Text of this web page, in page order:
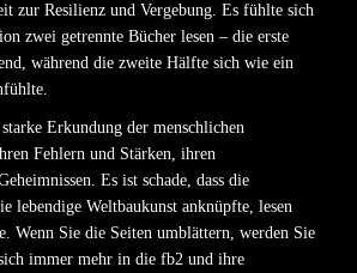
zur Resilienz und Vergebung. Es fühlte sich
zwei getrennte Bücher lesen – die erste
während die zweite Hälfte sich wie ein
Erkundung der menschlichen
Fehlern und Stärken, ihren
Es ist schade, dass die
lebendige Weltbaukunst anknüpfte, lesen
Wenn Sie die Seiten umblättern, werden Sie
immer mehr in die fb2 und ihre